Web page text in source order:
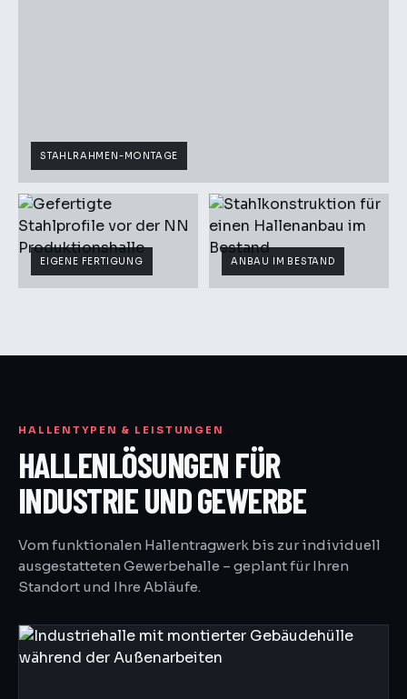
STAHLRAHMEN-MONTAGE
EIGENE FERTIGUNG ANBAU IM BESTAND
HALLENTYPEN & LEISTUNGEN
HALLENLÖSUNGEN FÜR
INDUSTRIE UND GEWERBE
Vom funktionalen Hallentragwerk bis zur individuell
ausgestatteten Gewerbehalle – geplant für Ihren
Standort und Ihre Abläufe.